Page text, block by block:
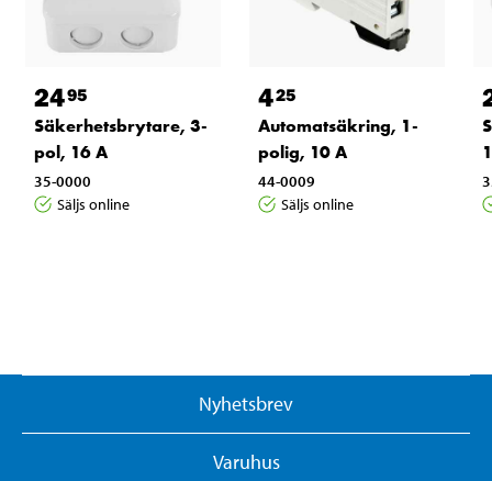
2495
Säkerhetsbrytare, 3-
pol, 16 A
35-0000
Säljs online
425
Automatsäkring, 1-
polig, 10 A
44-0009
Säljs online
Nyhetsbrev
Varuhus